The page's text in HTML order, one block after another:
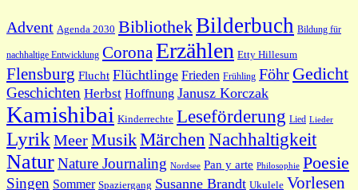
Advent Agenda 2030 BibliothekBilderbuch Bildung für
nachhaltige Entwicklung Corona Erzählen Etty Hillesum
Flensburg Flucht Flüchtlinge Frieden Frühling Föhr Gedicht
Geschichten Herbst Hoffnung Janusz Korczak
Kamishibai Kinderrechte Leseförderung Lied Lieder
Lyrik MeerMusikMärchen Nachhaltigkeit
NaturNature Journaling Nordsee Pan y arte Philosophie Poesie
Singen Sommer Spaziergang Susanne Brandt Ukulele Vorlesen